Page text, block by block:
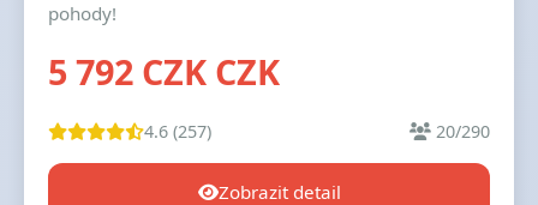
pohody!
5 792 CZK CZK
4.6 (257) 20/290
Zobrazit detail